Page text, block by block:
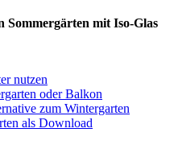
Sommergärten mit Iso-Glas
nutzen
oder Balkon
zum Wintergarten
als Download